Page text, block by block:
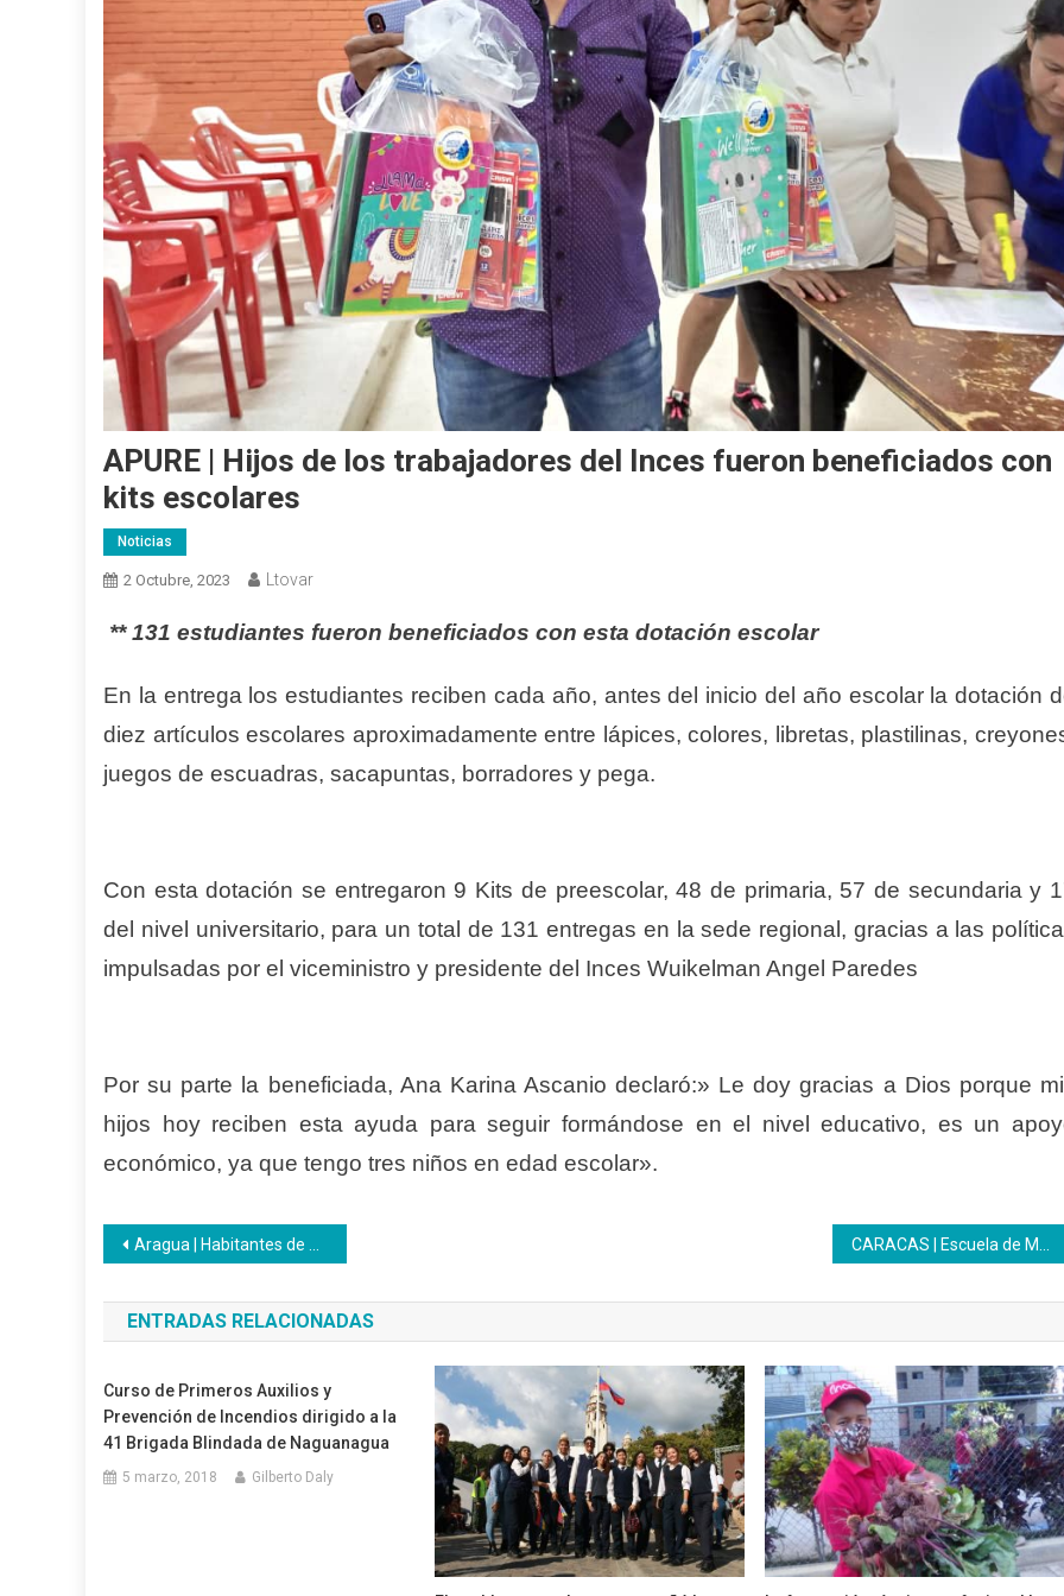
APURE | Hijos de los trabajadores del Inces fueron beneficiados con
kits escolares
Noticias
2 Octubre, 2023 Ltovar
** 131 estudiantes fueron beneficiados con esta dotación escolar
En la entrega los estudiantes reciben cada año, antes del inicio del año escolar la dotación
diez artículos escolares aproximadamente entre lápices, colores, libretas, plastilinas,
juegos de escuadras, sacapuntas, borradores y pega.
Con esta dotación se entregaron 9 Kits de preescolar, 48 de primaria, 57 de secundaria y
del nivel universitario, para un total de 131 entregas en la sede regional, gracias a las
impulsadas por el viceministro y presidente del Inces Wuikelman Angel Paredes
Por su parte la beneficiada, Ana Karina Ascanio declaró:» Le doy gracias a Dios porque
hijos hoy reciben esta ayuda para seguir formándose en el nivel educativo, es un
económico, ya que tengo tres niños en edad escolar».
Navegación
de
entradas
Aragua | Habitantes de Las Tejerías recibieron al Inces en Plan de Amor en Acción CARACAS | Escuela de Medios y Comunicación del Inces forma al pueblo
ENTRADAS RELACIONADAS
Curso de Primeros Auxilios y
Prevención de Incendios dirigido a la
41 Brigada Blindada de Naguanagua
5 marzo, 2018 Gilberto Daly